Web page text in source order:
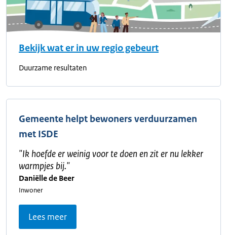
Bekijk wat er in uw regio gebeurt
Duurzame resultaten
Gemeente helpt bewoners verduurzamen
met ISDE
"Ik hoefde er weinig voor te doen en zit er nu lekker
warmpjes bij."
Daniëlle de Beer
Inwoner
Lees meer